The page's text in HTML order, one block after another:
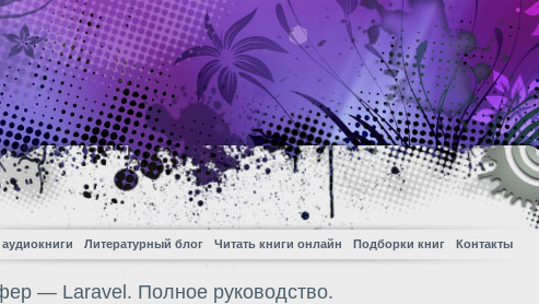
Литературный блог Читать книги онлайн Подборки книг Контакты
— Laravel. Полное руководство.